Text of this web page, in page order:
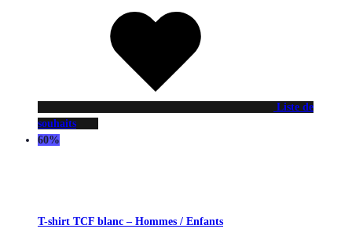
Liste de
souhaits
60%
T-shirt TCF blanc – Hommes / Enfants